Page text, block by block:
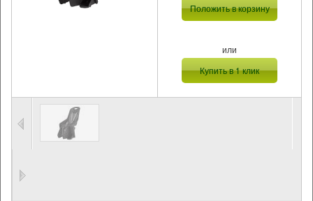
Положить в корзину
или
Купить в 1 клик